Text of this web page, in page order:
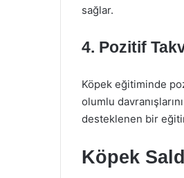
sağlar.
4. Pozitif
Köpek eğitiminde
olumlu
desteklenen bir
Köpek